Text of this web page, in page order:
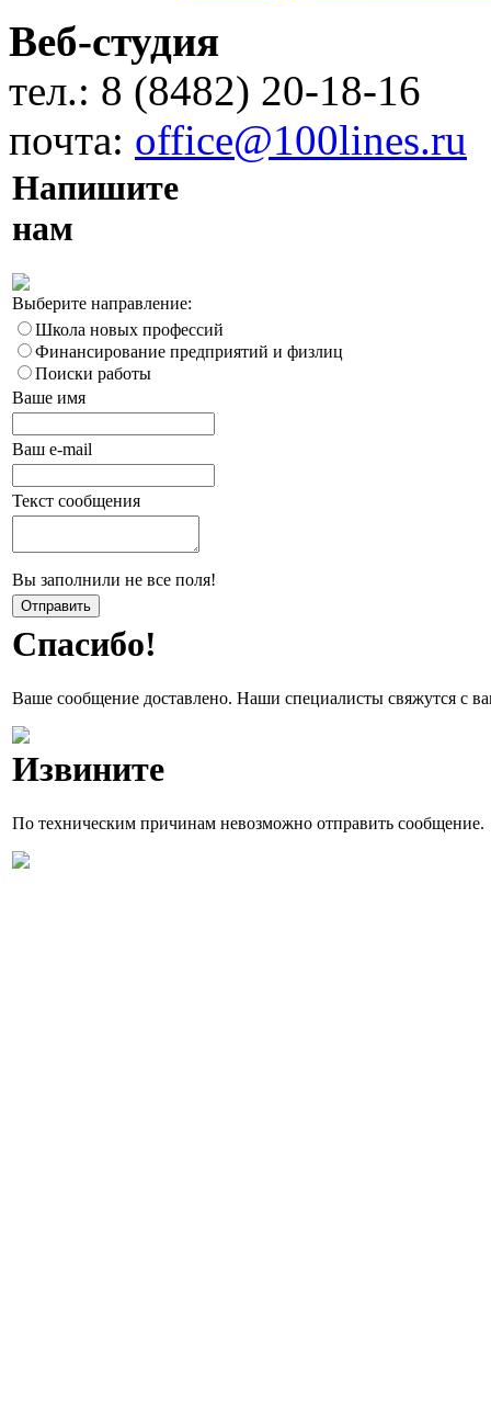
Веб-студия
тел.: 8 (8482) 20-18-16
почта: office@100lines.ru
Напишите
нам
Выберите направление:
Школа новых профессий
Финансирование предприятий и физлиц
Поиски работы
Ваше имя
Ваш e-mail
Текст сообщения
Вы заполнили не все поля!
Спасибо!
Ваше сообщение доставлено. Наши специалисты свяжутся с
Извините
По техническим причинам невозможно отправить сообщение.